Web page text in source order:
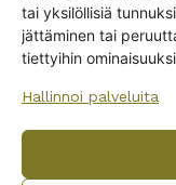
tai yksilöllisiä
jättäminen tai
tiettyihin
Hallinnoi palveluita
Lautaset
Kannut ja kaatimet
Tarjoiluastiat
Yes!